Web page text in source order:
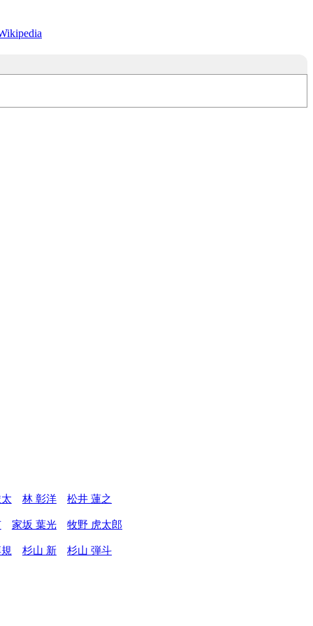
林 彰洋 松井 蓮之
家坂 葉光 牧野 虎太郎
杉山 新 杉山 弾斗